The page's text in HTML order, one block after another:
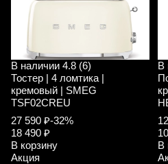
В наличии 4.8 (6)
Тостер | 4 ломтика |
кремовый | SMEG
TSF02CREU
27 590 ₽-32%
18 490 ₽
В корзину
Акция
В
В